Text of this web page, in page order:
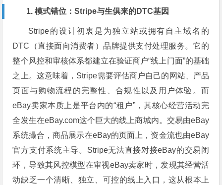
1. 模式错位：Stripe与生俱来的DTC基因
Stripe的设计初衷是为独立站或拥有自主域名的
DTC（直接面向消费者）品牌提供支付处理服务。它的
整个风控和审核体系都建立在验证商户“线上门面”的基础
之上。这意味着，Stripe需要评估商户自己的网站、产品
页面与购物流程的完整性、合规性以及用户体验。而
eBay卖家本质上是平台内的“租户”，其核心经营活动完
全发生在eBay.com这个巨大的线上商城内。交易由eBay
系统撮合，商品展示在eBay的页面上，资金流也由eBay
官方支付系统主导。Stripe无法直接对接eBay的交易闭
环，导致其风控模型在审视eBay卖家时，发现其经营活
动缺乏一个清晰、独立、可控的线上入口，这从根本上